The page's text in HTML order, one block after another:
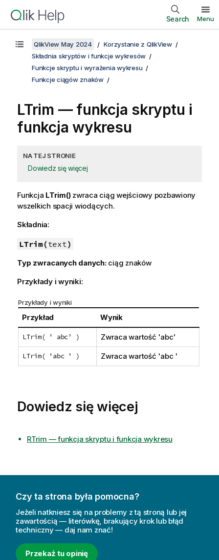
Search Menu
QlikView May 2024
Korzystanie z QlikView
Składnia skryptów i funkcje wykresów
Funkcje skryptu i wyrażenia wykresu
Funkcje ciągów znaków
LTrim — funkcja skryptu i
funkcja wykresu
NA TEJ STRONIE
Dowiedz się więcej
Funkcja LTrim()zwraca ciąg wejściowy pozbawiony
wszelkich spacji wiodących.
Składnia:
LTrim(text)
Typ zwracanych danych: ciąg znaków
Przykłady i wyniki:
Przykłady i wyniki
Przykład Wynik
LTrim( ' abc' ) Zwraca wartość 'abc'
LTrim( 'abc ' ) Zwraca wartość 'abc '
Dowiedz się więcej
RTrim — funkcja skryptu i funkcja wykresu
Czy ta strona była pomocna?
Jeżeli natkniesz się na problemy z tą stroną lub jej
zawartością — literówkę, brakujący krok lub błąd
techniczny — daj nam znać!
Przekaż tu opinię